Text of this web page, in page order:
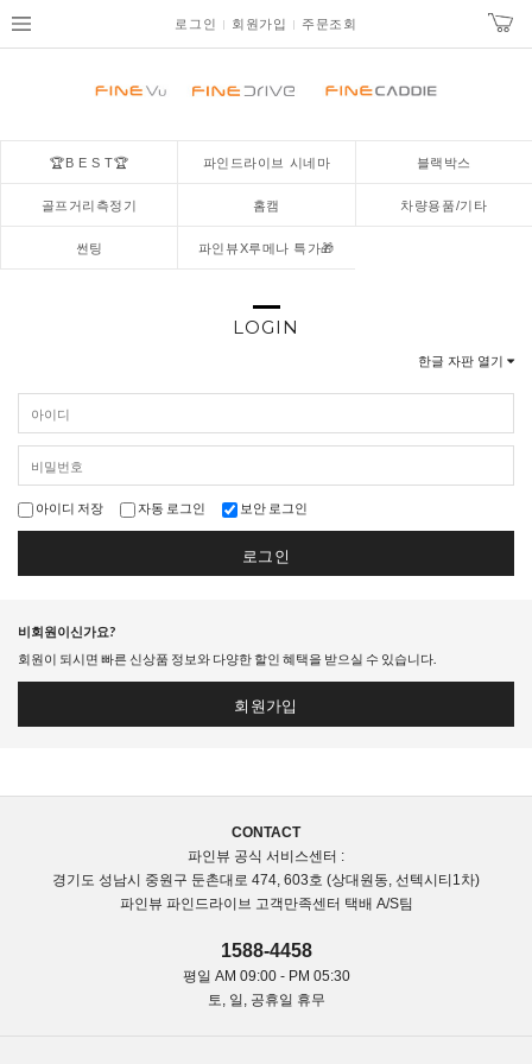
로그인 회원가입 주문조회
🏆B E S T🏆 파인드라이브 시네마 블랙박스
골프거리측정기 홈캠 차량용품/기타
썬팅 파인뷰X루메나 특가🎁
LOGIN
한글 자판 열기
아이디 저장 자동 로그인 보안 로그인
로그인
비회원이신가요?
회원이 되시면 빠른 신상품 정보와 다양한 할인 혜택을 받으실 수 있습니다.
회원가입
CONTACT
파인뷰 공식 서비스센터 :
경기도 성남시 중원구 둔촌대로 474, 603호 (상대원동, 선텍시티1차)
파인뷰 파인드라이브 고객만족센터 택배 A/S팀
1588-4458
평일 AM 09:00 - PM 05:30
토, 일, 공휴일 휴무